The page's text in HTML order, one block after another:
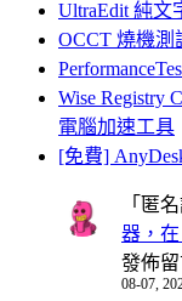
UltraEdit 純文
OCCT 燒機測
Wise Registry
電腦加速工具
[免費]
「 匿
器，在
發佈
08-07,